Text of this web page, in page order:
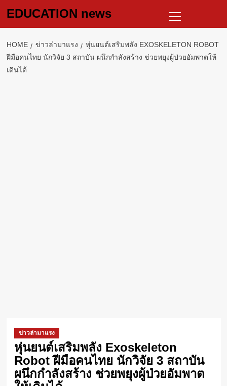
EDUCATION news
Menu
HOME ข่าวล่ามาแรง
หุ่นยนต์เสริมพลัง EXOSKELETON ROBOT
ฝีมือคนไทย นักวิจัย 3 สถาบัน ผนึกกำลังสร้าง ช่วยพยุงผู้ป่วยอัมพาตให้
เดินได้
ข่าวล่ามาแรง
หุ่นยนต์เสริมพลัง Exoskeleton
Robot ฝีมือคนไทย นักวิจัย 3 สถาบัน
ผนึกกำลังสร้าง ช่วยพยุงผู้ป่วยอัมพาต